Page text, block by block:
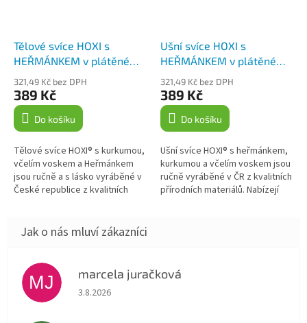
Tělové svíce HOXI s
HEŘMÁNKEM v plátěném
321,49 Kč bez DPH
389 Kč
Do košíku
Tělové svíce HOXI® s kurkumou,
včelím voskem a Heřmánkem
jsou ručně a s lásko vyráběné v
České republice z kvalitních
Ušní svíce HOXI s
HEŘMÁNKEM v plátěném
321,49 Kč bez DPH
389 Kč
Do košíku
Ušní svíce HOXI® s heřmánkem,
kurkumou a včelím voskem jsou
ručně vyráběné v ČR z kvalitních
přírodních materiálů. Nabízejí
MJ marcela juračková
Hodnocení obchodu je 5 z 5 hvězdiček.
3.8.2026